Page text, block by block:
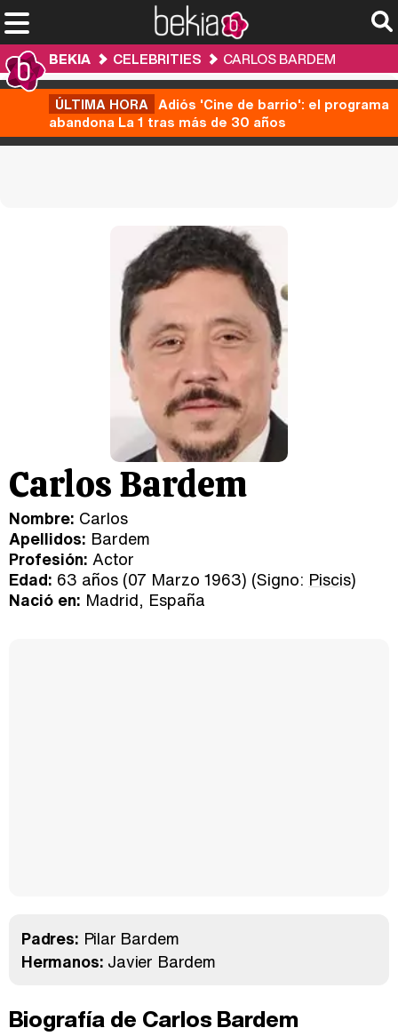
BEKIA CELEBRITIES CARLOS BARDEM
ÚLTIMA HORA Adiós 'Cine de barrio': el programa
abandona La 1 tras más de 30 años
Carlos Bardem
Nombre: Carlos
Apellidos: Bardem
Profesión: Actor
Edad: 63 años (07 Marzo 1963) (Signo: Piscis)
Nació en: Madrid, España
Padres: Pilar Bardem
Hermanos: Javier Bardem
Biografía de Carlos Bardem